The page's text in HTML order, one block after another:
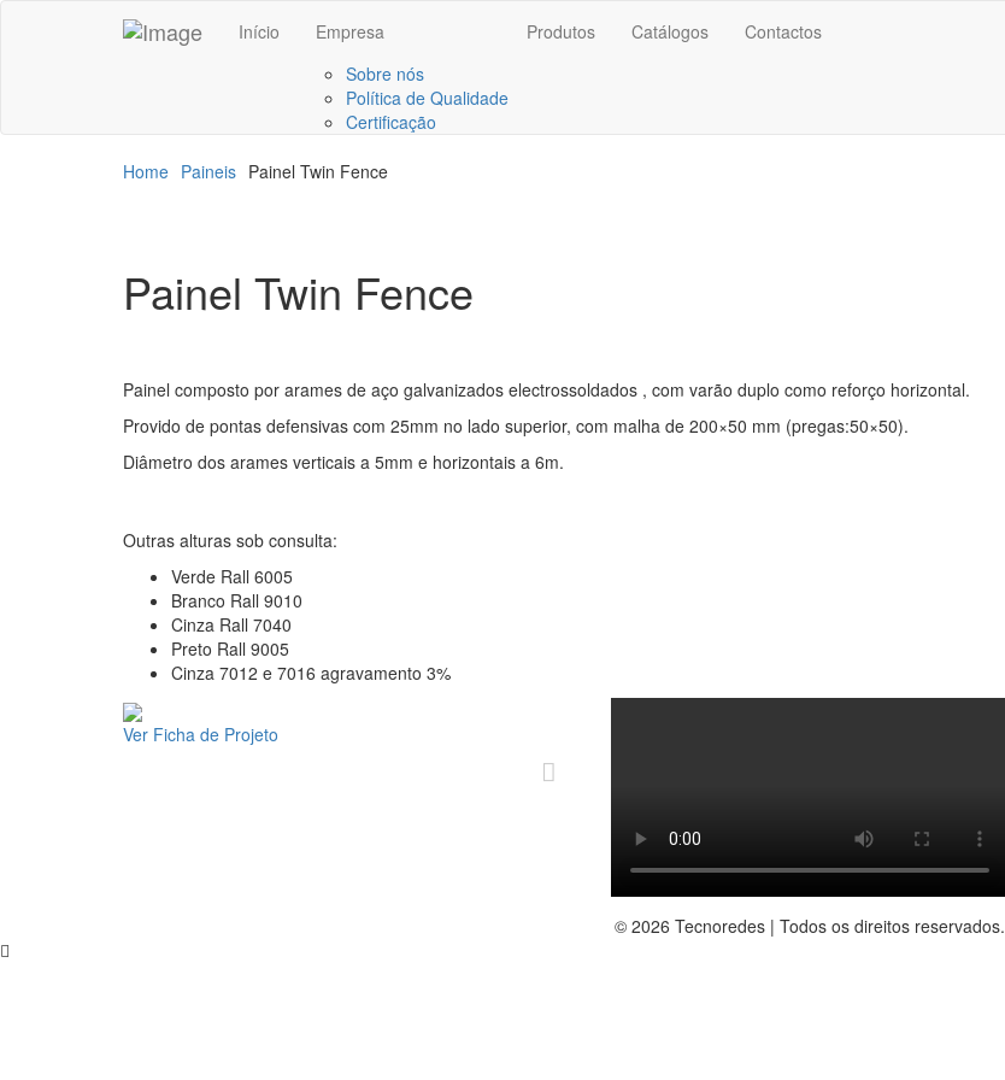
Início
Empresa
Sobre nós
Política de Qualidade
Certificação
Produtos Catálogos Contactos
Home Paineis Painel Twin Fence
Painel Twin Fence
Painel composto por arames de aço galvanizados electrossoldados , com varão duplo como reforço horizontal.
Provido de pontas defensivas com 25mm no lado superior, com malha de 200×50 mm (pregas:50×50).
Diâmetro dos arames verticais a 5mm e horizontais a 6m.
Outras alturas sob consulta:
Verde Rall 6005
Branco Rall 9010
Cinza Rall 7040
Preto Rall 9005
Cinza 7012 e 7016 agravamento 3%
Ver Ficha de Projeto
© 2026 Tecnoredes | Todos os direitos reservados.